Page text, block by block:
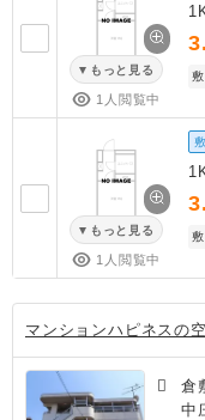
もっと見る
1人閲覧中
敷
もっと見る
1人閲覧中
敷
マンションハピネスの
倉
中